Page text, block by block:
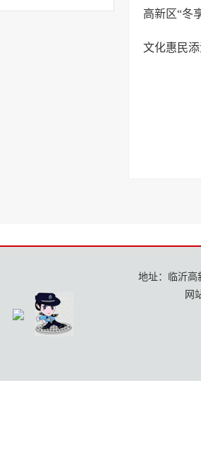
高新区“冬
文化惠民
地址：临沂高
网